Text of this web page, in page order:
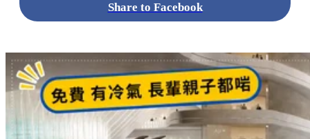
Share to Facebook